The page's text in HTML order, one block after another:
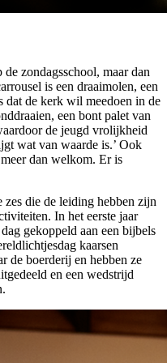
zondagsschool, maar dan
is een draaimolen, een
dat de kerk wil meedoen in de
een bont palet van
de jeugd vrolijkheid
wat van waarde is.’ Ook
dan welkom. Er is
die de leiding hebben zijn
In het eerste jaar
gekoppeld aan een bijbels
kaarsen
de boerderij en hebben ze
en een wedstrijd